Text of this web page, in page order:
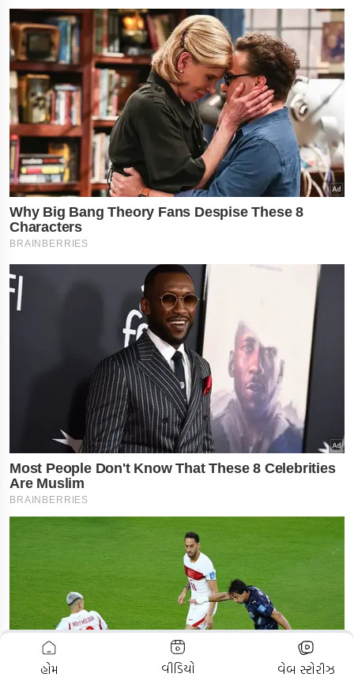
ADVERTISEMENT
હોમ વીડિયો વેબ સ્ટોરીઝ